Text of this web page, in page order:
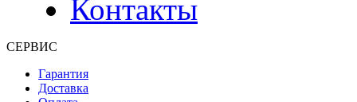
Контакты
СЕРВИС
Гарантия
Доставка